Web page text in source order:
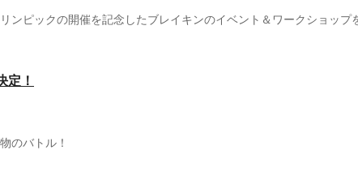
ンピックの開催を記念したブレイキンのイベント＆ワークショップ
定！
のバトル！